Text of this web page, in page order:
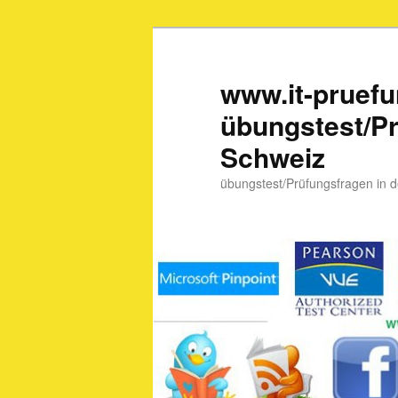
www.it-
übungstest/
Schweiz
übungstest/Prüfungsfragen in